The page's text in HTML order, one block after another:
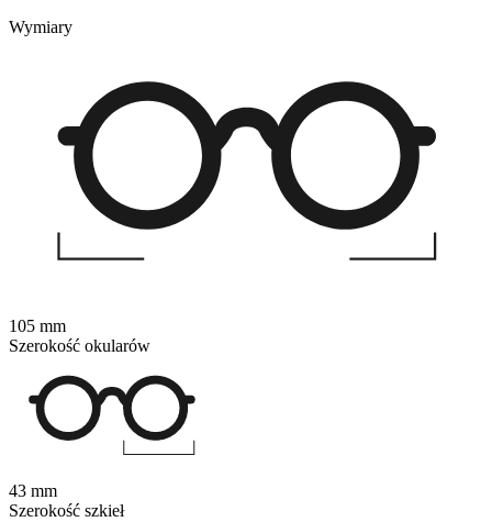
Wymiary
105 mm
Szerokość okularów
43 mm
Szerokość szkieł